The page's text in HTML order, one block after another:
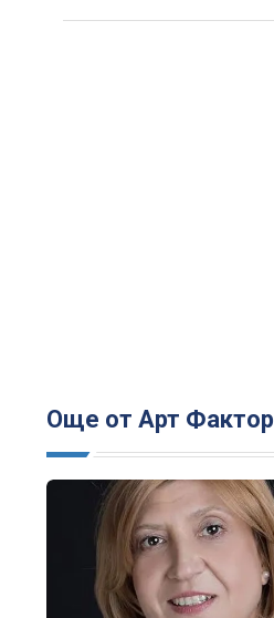
Още от Арт Фактор